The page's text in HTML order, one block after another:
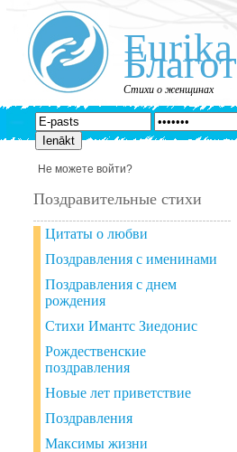
Eurika
Стихи о женщинах
Не можете войти?
Поздравительные стихи
Цитаты о любви
Поздравления с именинами
Поздравления с днем
рождения
Стихи Имантс Зиедонис
Рождественские
поздравления
Новые лет приветствие
Поздравления
Максимы жизни